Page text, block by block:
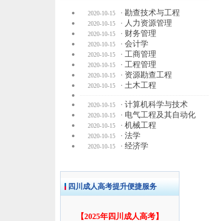
2020-10-15 · 勘查技术与工程
2020-10-15 · 人力资源管理
2020-10-15 · 财务管理
2020-10-15 · 会计学
2020-10-15 · 工商管理
2020-10-15 · 工程管理
2020-10-15 · 资源勘查工程
2020-10-15 · 土木工程
2020-10-15 · 计算机科学与技术
2020-10-15 · 电气工程及其自动化
2020-10-15 · 机械工程
2020-10-15 · 法学
2020-10-15 · 经济学
四川成人高考提升便捷服务
【2025年四川成人高考】